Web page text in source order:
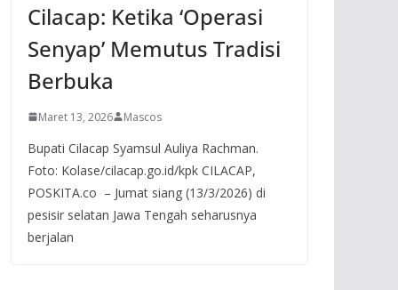
Cilacap: Ketika ‘Operasi
Senyap’ Memutus Tradisi
Berbuka
Maret 13, 2026 Mascos
Bupati Cilacap Syamsul Auliya Rachman.
Foto: Kolase/cilacap.go.id/kpk CILACAP,
POSKITA.co – Jumat siang (13/3/2026) di
pesisir selatan Jawa Tengah seharusnya
berjalan